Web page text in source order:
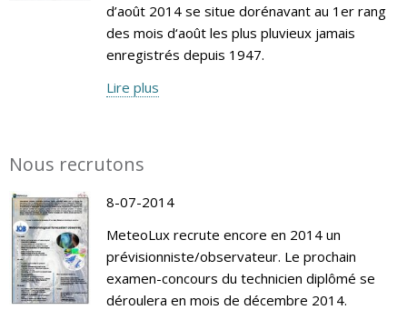
d’août 2014 se situe dorénavant au 1er rang
des mois d‘août les plus pluvieux jamais
enregistrés depuis 1947.
Lire plus
Nous recrutons
8-07-2014
MeteoLux recrute encore en 2014 un
prévisionniste/observateur. Le prochain
examen-concours du technicien diplômé se
déroulera en mois de décembre 2014.